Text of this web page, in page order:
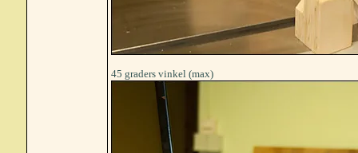
45 graders vinkel (max)